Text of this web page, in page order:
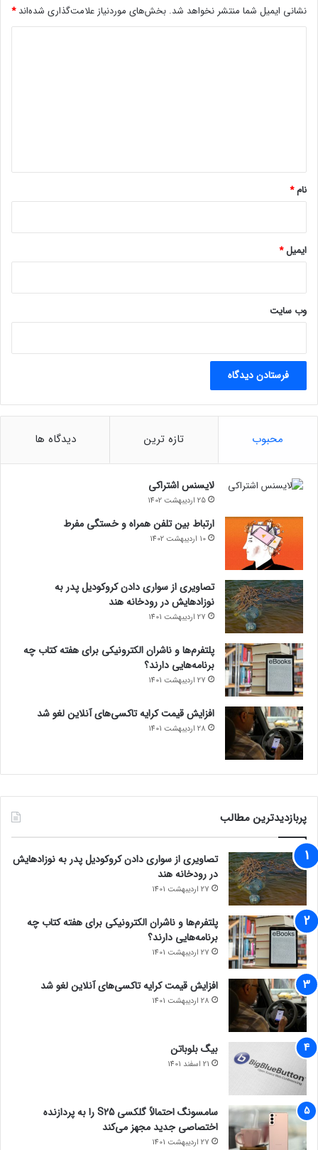
نشانی ایمیل شما منتشر نخواهد شد. بخش‌های موردنیاز علامت‌گذاری شده‌اند*
نام*
ایمیل*
وب‌ سایت
محبوب تازه ترین دیدگاه ها
لایسنس اشتراکی
25 اردیبهشت 1402
ارتباط بین تلفن همراه و خستگی مفرط
10 اردیبهشت 1402
تصاویری از سواری دادن کروکودیل پدر به
نوزادهایش در رودخانه هند
27 اردیبهشت 1401
پلتفرم‌ها و ناشران الکترونیکی برای هفته کتاب چه
برنامه‌هایی دارند؟
27 اردیبهشت 1401
افزایش قیمت کرایه تاکسی‌های آنلاین لغو شد
28 اردیبهشت 1401
پربازدیدترین مطالب
تصاویری از سواری دادن کروکودیل پدر به نوزادهایش
در رودخانه هند
27 اردیبهشت 1401
پلتفرم‌ها و ناشران الکترونیکی برای هفته کتاب چه
برنامه‌هایی دارند؟
27 اردیبهشت 1401
افزایش قیمت کرایه تاکسی‌های آنلاین لغو شد
28 اردیبهشت 1401
بیگ بلوباتن
21 اسفند 1401
سامسونگ احتمالاً گلکسی S25 را به پردازنده
اختصاصی جدید مجهز می‌کند
27 اردیبهشت 1401